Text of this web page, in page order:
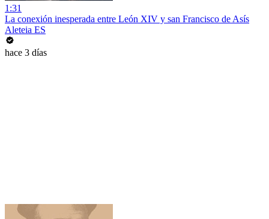
1:31
La conexión inesperada entre León XIV y san Francisco de Asís
Aleteia ES
hace 3 días